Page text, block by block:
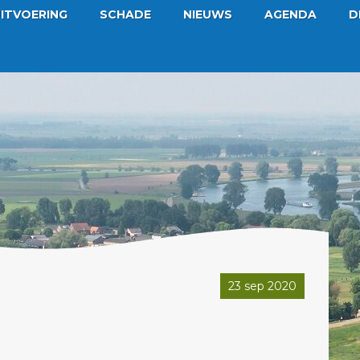
SCHADE NIEUWS AGENDA
23 sep 2020